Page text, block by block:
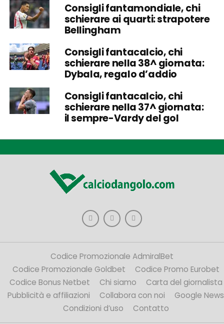
Consigli fantamondiale, chi
schierare ai quarti: strapotere
Bellingham
Consigli fantacalcio, chi
schierare nella 38^ giornata:
Dybala, regalo d’addio
Consigli fantacalcio, chi
schierare nella 37^ giornata:
il sempre-Vardy del gol
Codice Promozionale AdmiralBet
Codice Promozionale Goldbet
Codice Promo Eurobet
Codice Bonus Netbet
Chi siamo
Carta del giornalista
Pubblicità e affiliazioni
Collabora con noi
Google News
Condizioni d’uso
Contatto